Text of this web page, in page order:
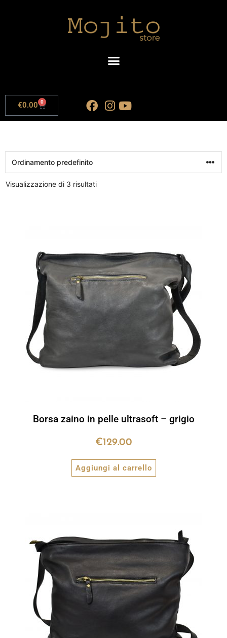
€0.00 0
Visualizzazione di 3 risultati
Borsa zaino in pelle ultrasoft – grigio
€129.00
Aggiungi al carrello